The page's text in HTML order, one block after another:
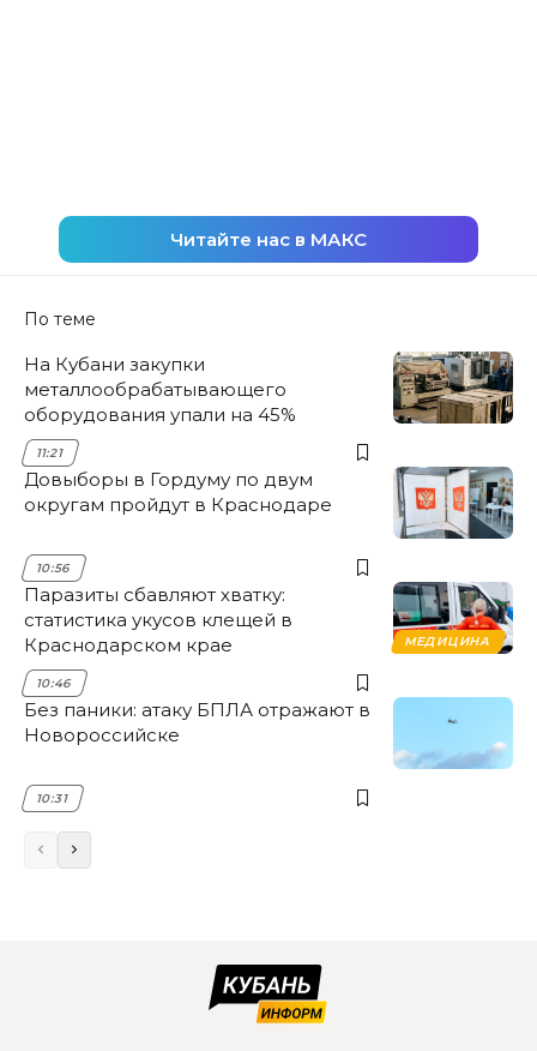
Читайте нас в МАКС
По теме
На Кубани закупки
металлообрабатывающего
оборудования упали на 45%
11:21
Довыборы в Гордуму по двум
округам пройдут в Краснодаре
10:56
МЕДИЦИНА
Паразиты сбавляют хватку:
статистика укусов клещей в
Краснодарском крае
10:46
Без паники: атаку БПЛА отражают в
Новороссийске
10:31